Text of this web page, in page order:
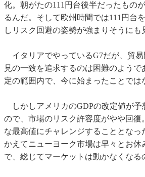
化。朝がたの111円台後半だったもの
るんだ。そして欧州時間では111円台
しリスク回避の姿勢が強まりそうにも
イタリアでやっているG7だが、貿
見の一致を追求するのは困難のようで
定の範囲内で、今に始まったことでは
しかしアメリカのGDPの改定値が予
ので、市場のリスク許容度がやや回復
な最高値にチャレンジすることとなっ
かえてニューヨーク市場は早々とお休
で、総じてマーケットは動かなくなる